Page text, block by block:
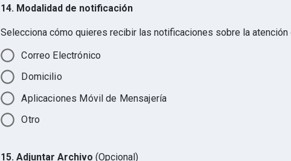
14. Modalidad de notificación
Selecciona cómo quieres recibir las notificaciones sobre la atención
Correo Electrónico
Domicilio
Aplicaciones Móvil de Mensajería
Otro
15. Adjuntar Archivo (Opcional)